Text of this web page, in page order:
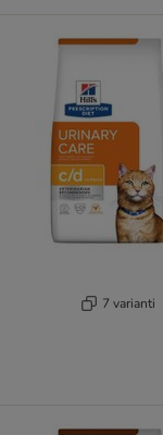
7 varianti